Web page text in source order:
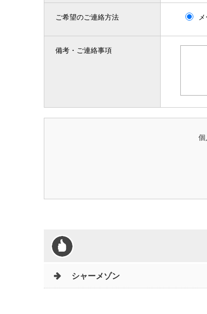
ご希望のご連絡方法
備考・ご連絡事項
シャーメゾン